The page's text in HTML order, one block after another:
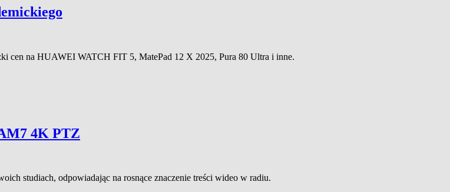
cen na HUAWEI WATCH FIT 5, MatePad 12 X 2025, Pura 80 Ultra i inne.
4K PTZ
studiach, odpowiadając na rosnące znaczenie treści wideo w radiu.